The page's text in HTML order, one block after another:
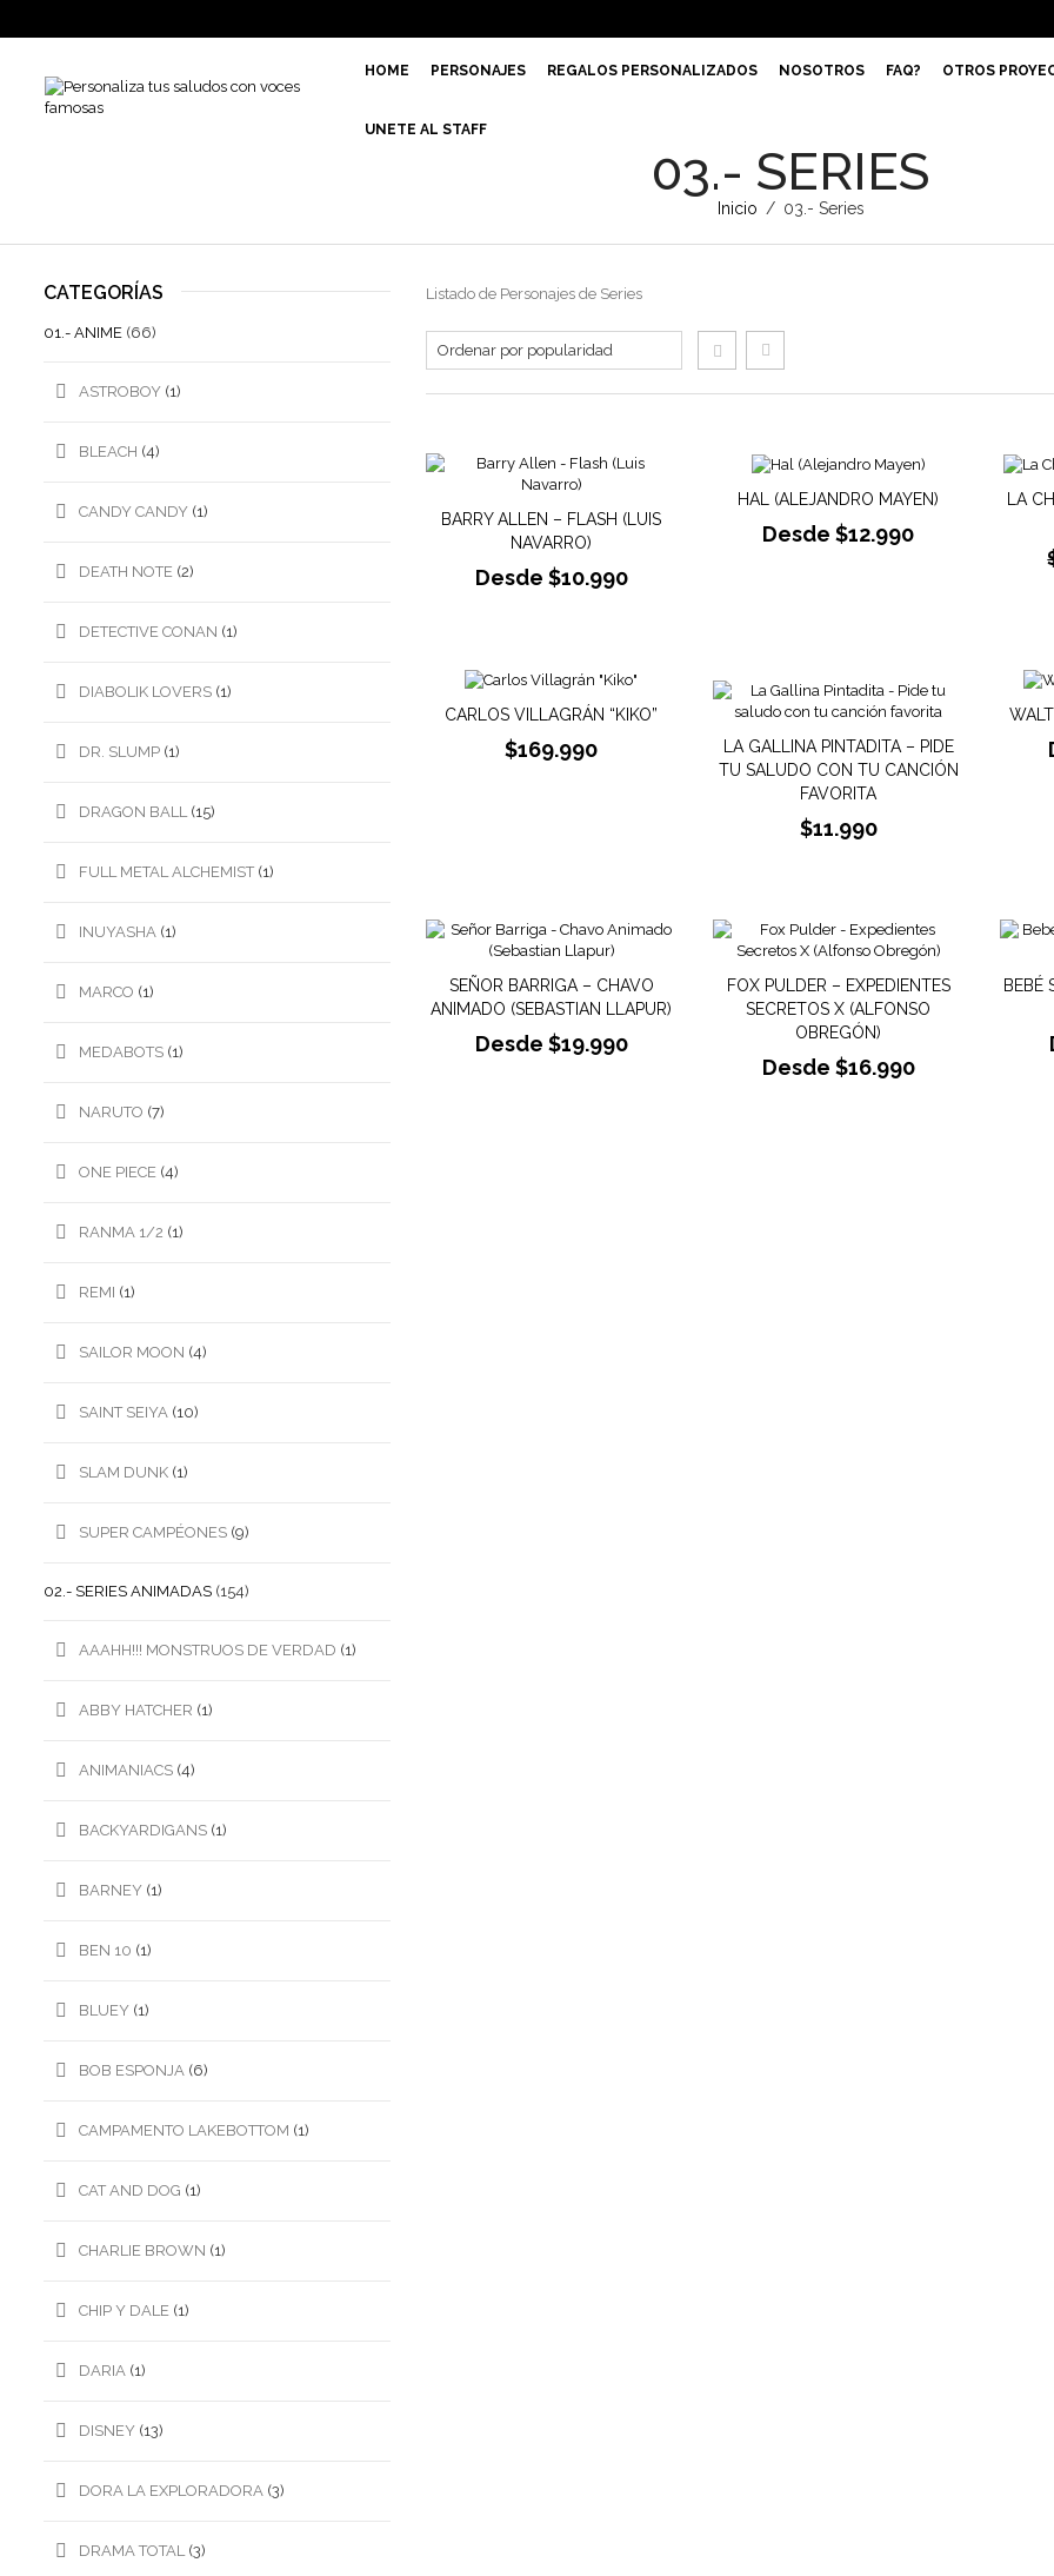
HOME PERSONAJES REGALOS PERSONALIZADOS NOSOTROS FAQ? OTROS
UNETE AL STAFF
03.- SERIES
Inicio / 03.- Series
Listado de Personajes de Series
BARRY ALLEN – FLASH (LUIS
NAVARRO)
Desde $10.990
HAL (ALEJANDRO MAYEN)
Desde$12.990
LA
CARLOS VILLAGRÁN “KIKO”
$169.990
LA GALLINA PINTADITA – PIDE
TU SALUDO CON TU CANCIÓN
FAVORITA
$11.990
SEÑOR BARRIGA – CHAVO
ANIMADO (SEBASTIAN LLAPUR)
Desde $19.990
FOX PULDER – EXPEDIENTES
SECRETOS X (ALFONSO
OBREGÓN)
Desde $16.990
BEBÉ
CATEGORÍAS
01.- ANIME (66)
ASTROBOY (1)
BLEACH (4)
CANDY CANDY (1)
DEATH NOTE (2)
DETECTIVE CONAN (1)
DIABOLIK LOVERS (1)
DR. SLUMP (1)
DRAGON BALL (15)
FULL METAL ALCHEMIST (1)
INUYASHA (1)
MARCO (1)
MEDABOTS (1)
NARUTO (7)
ONE PIECE (4)
RANMA 1/2 (1)
REMI (1)
SAILOR MOON (4)
SAINT SEIYA (10)
SLAM DUNK (1)
SUPER CAMPÉONES (9)
02.- SERIES ANIMADAS (154)
AAAHH!!! MONSTRUOS DE VERDAD (1)
ABBY HATCHER (1)
ANIMANIACS (4)
BACKYARDIGANS (1)
BARNEY (1)
BEN 10 (1)
BLUEY (1)
BOB ESPONJA (6)
CAMPAMENTO LAKEBOTTOM (1)
CAT AND DOG (1)
CHARLIE BROWN (1)
CHIP Y DALE (1)
DARIA (1)
DISNEY (13)
DORA LA EXPLORADORA (3)
DRAMA TOTAL (3)